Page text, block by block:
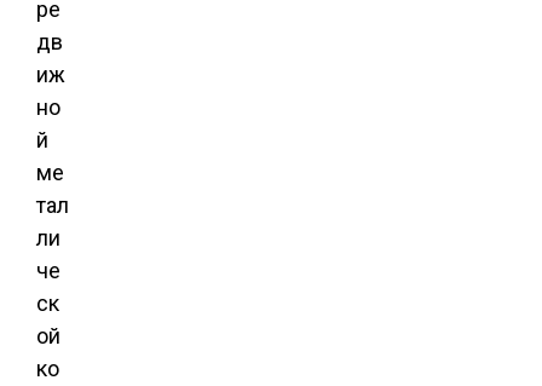
ре
дв
иж
но
й
ме
тал
ли
че
ск
ой
ко